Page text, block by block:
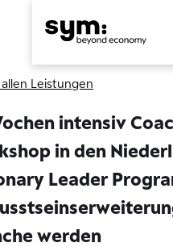
Leistungen
intensiv
in den
Leader
werden